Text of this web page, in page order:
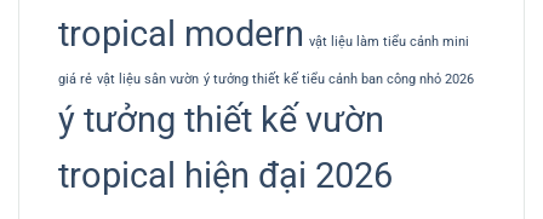
tropical modern vật liệu làm tiểu cảnh mini
giá rẻ vật liệu sân vườn ý tưởng thiết kế tiểu cảnh ban công nhỏ 2026
ý tưởng thiết kế vườn
tropical hiện đại 2026